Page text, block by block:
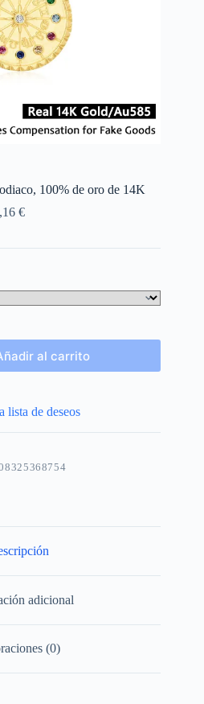
100% de oro de 14K
€
al carrito
lista de deseos
adicional
(0)